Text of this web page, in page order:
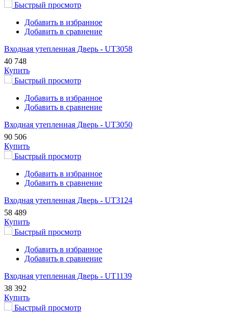
Быстрый просмотр
Добавить в избранное
Добавить в сравнение
Входная утепленная Дверь - UT3058
40 748
Купить
Быстрый просмотр
Добавить в избранное
Добавить в сравнение
Входная утепленная Дверь - UT3050
90 506
Купить
Быстрый просмотр
Добавить в избранное
Добавить в сравнение
Входная утепленная Дверь - UT3124
58 489
Купить
Быстрый просмотр
Добавить в избранное
Добавить в сравнение
Входная утепленная Дверь - UT1139
38 392
Купить
Быстрый просмотр